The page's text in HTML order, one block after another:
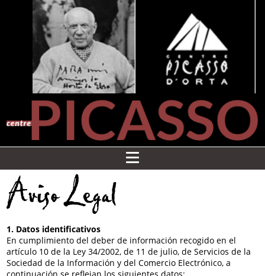
Aviso Legal
1. Datos identificativos
En cumplimiento del deber de información recogido en el
artículo 10 de la Ley 34/2002, de 11 de julio, de Servicios de la
Sociedad de la Información y del Comercio Electrónico, a